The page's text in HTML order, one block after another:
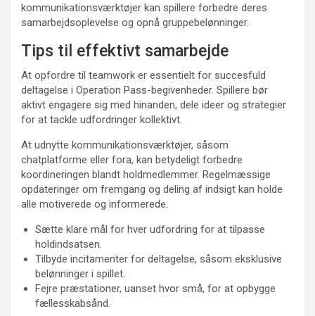
kommunikationsværktøjer kan spillere forbedre deres
samarbejdsoplevelse og opnå gruppebelønninger.
Tips til effektivt samarbejde
At opfordre til teamwork er essentielt for succesfuld
deltagelse i Operation Pass-begivenheder. Spillere bør
aktivt engagere sig med hinanden, dele ideer og strategier
for at tackle udfordringer kollektivt.
At udnytte kommunikationsværktøjer, såsom
chatplatforme eller fora, kan betydeligt forbedre
koordineringen blandt holdmedlemmer. Regelmæssige
opdateringer om fremgang og deling af indsigt kan holde
alle motiverede og informerede.
Sætte klare mål for hver udfordring for at tilpasse
holdindsatsen.
Tilbyde incitamenter for deltagelse, såsom eksklusive
belønninger i spillet.
Fejre præstationer, uanset hvor små, for at opbygge
fællesskabsånd.